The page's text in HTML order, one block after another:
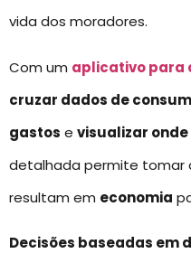
vida dos moradores.
Com um aplicativo para
cruzar dados de
gastos e visualizar
detalhada permite tomar
resultam em economia
Decisões baseadas em